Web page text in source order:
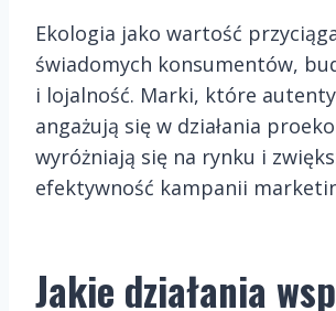
Ekologia jako wartość
świadomych konsumentów,
i lojalność. Marki, które
angażują się w działania
wyróżniają się na rynku i
efektywność kampanii
Jakie działania